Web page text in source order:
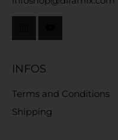
INFOS
Terms and Conditions
Shipping